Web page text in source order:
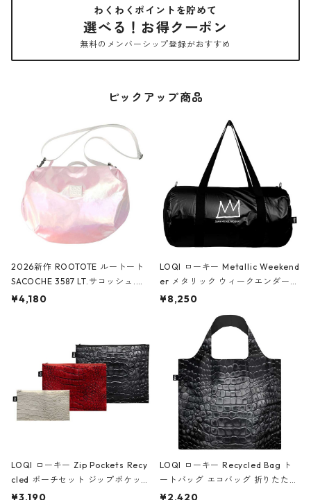
わくわくポイントを貯めて
選べる！お得クーポン
無料のメンバーシップ登録がおすすめ
ピックアップ商品
2026新作 ROOTOTE ルートート
SACOCHE 3587 LT.サコッシュ.ル
ミエ-B ショルダーバッグ グロスピ
¥4,180
LOQI ローキー Metallic Weekend
er メタリック ウィークエンダー
ボストンバッグ ショルダーバッグ
Black ジャン=ミッシェル・バスキ
ア/クラウン ブラック
¥8,250
LOQI ローキー Zip Pockets Recy
cled ポーチセット ジップポケット
ファスナーポーチ 撥水加工 トラベ
¥3,190
LOQI ローキー Recycled Bag ト
ートバッグ エコバッグ 折りたたみ
大きめ 撥水加工 収納ポーチ CRO
¥2,420